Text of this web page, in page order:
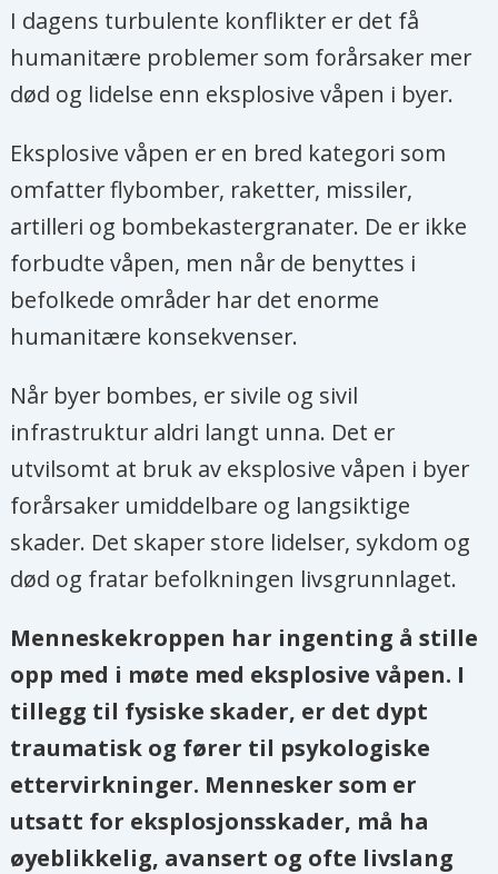
I dagens turbulente konflikter er det få
humanitære problemer som forårsaker mer
død og lidelse enn eksplosive våpen i byer.
Eksplosive våpen er en bred kategori som
omfatter flybomber, raketter, missiler,
artilleri og bombekastergranater. De er ikke
forbudte våpen, men når de benyttes i
befolkede områder har det enorme
humanitære konsekvenser.
Når byer bombes, er sivile og sivil
infrastruktur aldri langt unna. Det er
utvilsomt at bruk av eksplosive våpen i byer
forårsaker umiddelbare og langsiktige
skader. Det skaper store lidelser, sykdom og
død og fratar befolkningen livsgrunnlaget.
Menneskekroppen har ingenting å stille
opp med i møte med eksplosive våpen. I
tillegg til fysiske skader, er det dypt
traumatisk og fører til psykologiske
ettervirkninger. Mennesker som er
utsatt for eksplosjonsskader, må ha
øyeblikkelig, avansert og ofte livslang